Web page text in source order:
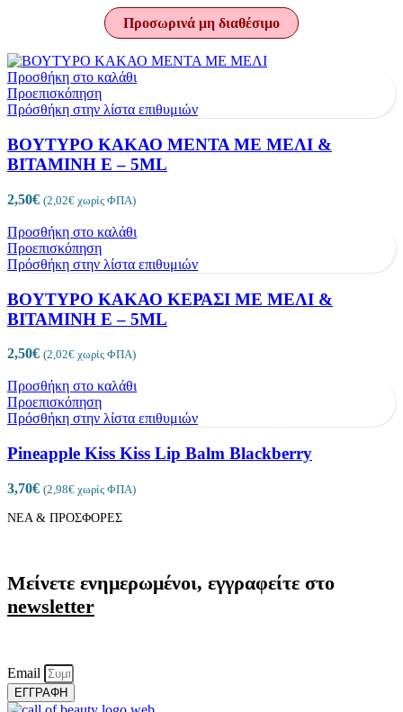
Προσωρινά μη διαθέσιμο
Προσθήκη στο καλάθι
Προεπισκόπηση
Πρόσθήκη στην λίστα επιθυμιών
ΒΟΥΤΥΡΟ ΚΑΚΑΟ ΜΕΝΤΑ ΜΕ ΜΕΛΙ &
ΒΙΤΑΜΙΝΗ Ε – 5ML
2,50€ (2,02€ χωρίς ΦΠΑ)
Προσθήκη στο καλάθι
Προεπισκόπηση
Πρόσθήκη στην λίστα επιθυμιών
ΒΟΥΤΥΡΟ ΚΑΚΑΟ ΚΕΡΑΣΙ ΜΕ ΜΕΛΙ &
ΒΙΤΑΜΙΝΗ Ε – 5ML
2,50€ (2,02€ χωρίς ΦΠΑ)
Προσθήκη στο καλάθι
Προεπισκόπηση
Πρόσθήκη στην λίστα επιθυμιών
Pineapple Kiss Kiss Lip Balm Blackberry
3,70€ (2,98€ χωρίς ΦΠΑ)
ΝΕΑ & ΠΡΟΣΦΟΡΕΣ
Μείνετε ενημερωμένοι, εγγραφείτε στο
newsletter
Email
ΕΓΓΡΑΦΗ